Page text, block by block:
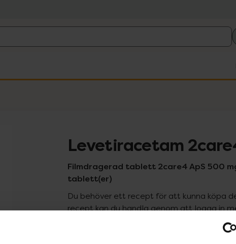
Levetiracetam
Filmdragerad tablett 2care4 ApS 500
tablett(er)
Du behöver ett recept för att kunna köpa
recept kan du handla genom att logga in